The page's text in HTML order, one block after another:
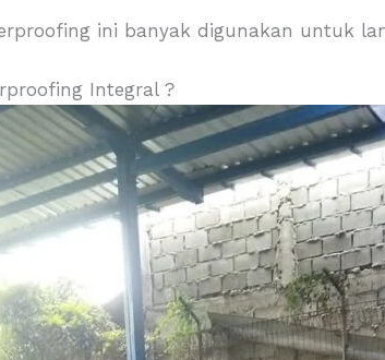
ini banyak digunakan untuk
Integral ?